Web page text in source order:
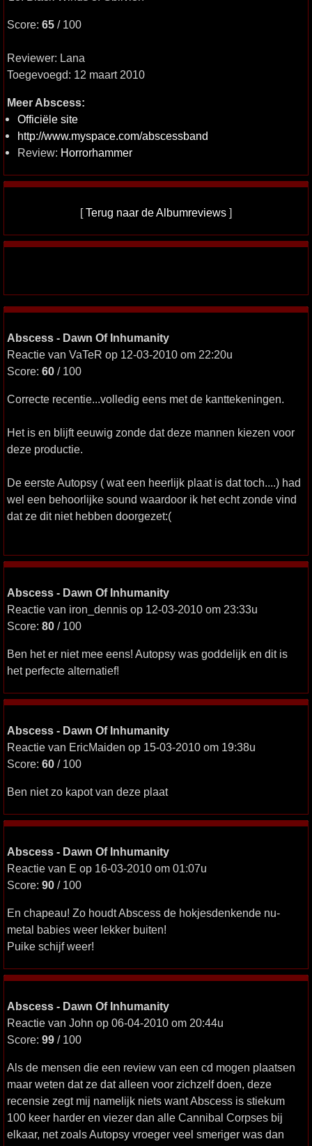
Score: 65 / 100
Reviewer: Lana
Toegevoegd: 12 maart 2010
Meer Abscess:
Officiële site
http://www.myspace.com/abscessband
Review: Horrorhammer
[Terug naar de Albumreviews ]
Abscess - Dawn Of Inhumanity
Reactie van VaTeR op 12-03-2010 om 22:20u
Score: 60 / 100
Correcte recentie...volledig eens met de kanttekeningen.
Het is en blijft eeuwig zonde dat deze mannen kiezen voor
deze productie.
De eerste Autopsy ( wat een heerlijk plaat is dat toch....) had
wel een behoorlijke sound waardoor ik het echt zonde vind
dat ze dit niet hebben doorgezet:(
Abscess - Dawn Of Inhumanity
Reactie van iron_dennis op 12-03-2010 om 23:33u
Score: 80 / 100
Ben het er niet mee eens! Autopsy was goddelijk en dit is
het perfecte alternatief!
Abscess - Dawn Of Inhumanity
Reactie van EricMaiden op 15-03-2010 om 19:38u
Score: 60 / 100
Ben niet zo kapot van deze plaat
Abscess - Dawn Of Inhumanity
Reactie van E op 16-03-2010 om 01:07u
Score: 90 / 100
En chapeau! Zo houdt Abscess de hokjesdenkende nu-
metal babies weer lekker buiten!
Puike schijf weer!
Abscess - Dawn Of Inhumanity
Reactie van John op 06-04-2010 om 20:44u
Score: 99 / 100
Als de mensen die een review van een cd mogen plaatsen
maar weten dat ze dat alleen voor zichzelf doen, deze
recensie zegt mij namelijk niets want Abscess is stiekum
100 keer harder en viezer dan alle Cannibal Corpses bij
elkaar, net zoals Autopsy vroeger veel smeriger was dan